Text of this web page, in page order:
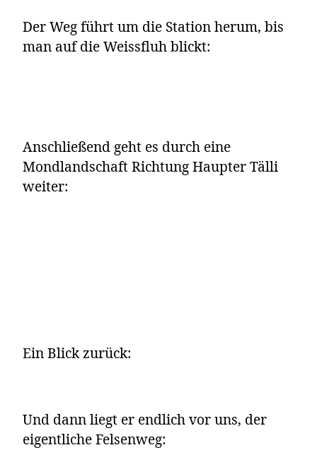
Der Weg führt um die Station herum, bis
man auf die Weissfluh blickt:
Anschließend geht es durch eine
Mondlandschaft Richtung Haupter Tälli
weiter:
Ein Blick zurück:
Und dann liegt er endlich vor uns, der
eigentliche Felsenweg: